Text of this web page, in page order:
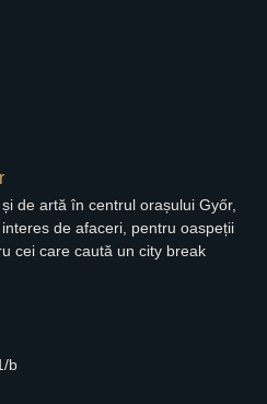
de artă în centrul orașului Győr,
de afaceri, pentru oaspeții
cei care caută un city break
b